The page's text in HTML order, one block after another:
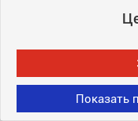
Показать